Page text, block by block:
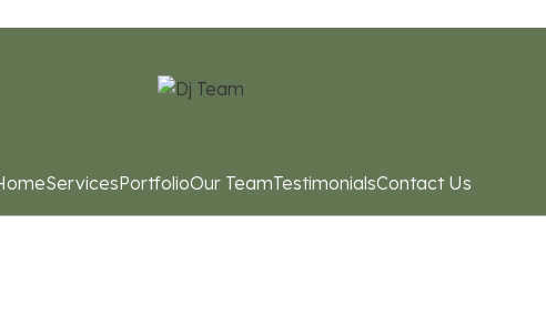
ServicesPortfolioOur TeamTestimonialsContact Us